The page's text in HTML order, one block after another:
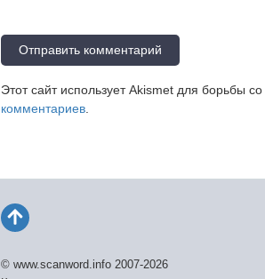
Этот сайт использует Akismet для борьбы
комментариев
© www.scanword.info 2007-2026